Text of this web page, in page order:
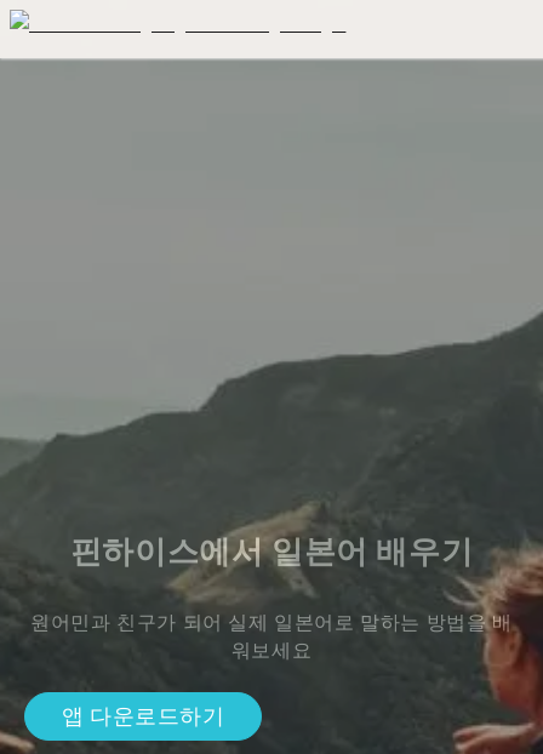
핀하이스에서 일본어 배우기
원어민과 친구가 되어 실제 일본어로 말하는 방법을 배
워보세요
앱 다운로드하기